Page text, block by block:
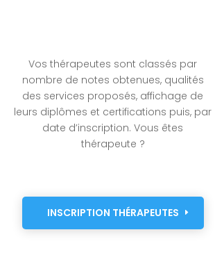
Vos thérapeutes sont classés par
nombre de notes obtenues, qualités
des services proposés, affichage de
leurs diplômes et certifications puis, par
date d’inscription. Vous êtes
thérapeute ?
INSCRIPTION THÉRAPEUTES